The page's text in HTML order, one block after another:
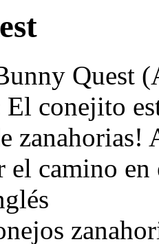
Quest
El conejito
zanahorias!
el camino